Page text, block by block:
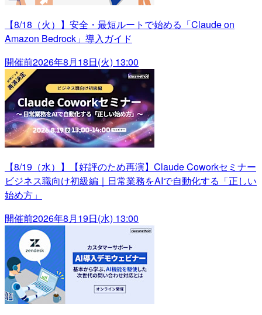
【8/18（火）】安全・最短ルートで始める「Claude on
Amazon Bedrock」導入ガイド
開催前2026年8月18日(火) 13:00
【8/19（水）】【好評のため再演】Claude Coworkセミナー
ビジネス職向け初級編｜日常業務をAIで自動化する「正しい
始め方」
開催前2026年8月19日(水) 13:00